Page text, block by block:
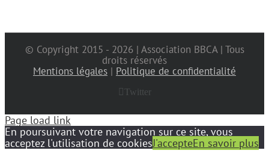
© Copyright 2015 - 2026 | Association BBCA | Tous
droits réservés
Mentions légales | Politique de confidentialité
Twitter
Page load link
En poursuivant votre navigation sur ce site, vous
acceptez l'utilisation de cookiesJ'accepteEn savoir plus